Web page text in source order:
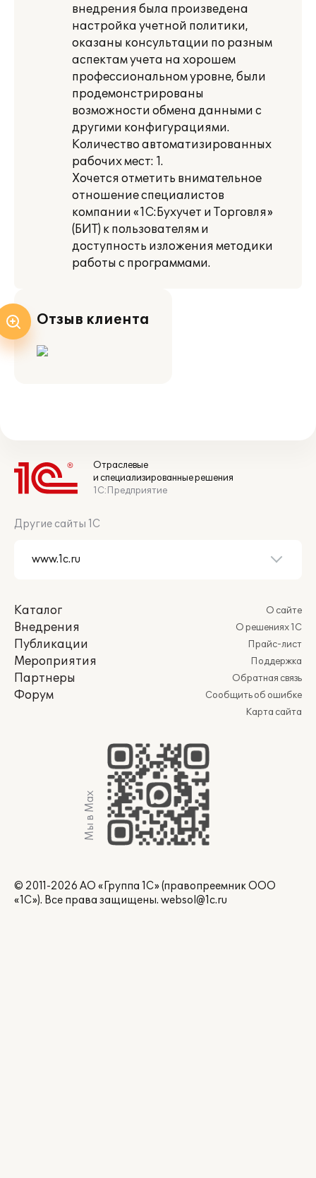
внедрения была произведена
настройка учетной политики,
оказаны консультации по разным
аспектам учета на хорошем
профессиональном уровне, были
продемонстрированы
возможности обмена данными с
другими конфигурациями.
Количество автоматизированных
рабочих мест: 1.
Хочется отметить внимательное
отношение специалистов
компании «1С:Бухучет и Торговля»
(БИТ) к пользователям и
доступность изложения методики
работы с программами.
Отзыв клиента
Отраслевые
и специализированные решения
1С:Предприятие
Другие сайты 1С
Каталог
Внедрения
Публикации
Мероприятия
Партнеры
Форум
О сайте
О решениях 1С
Прайс-лист
Поддержка
Обратная связь
Сообщить об ошибке
Карта сайта
Мы в Max
© 2011-2026 АО «Группа 1С» (правопреемник ООО
«1С»). Все права защищены. websol@1c.ru